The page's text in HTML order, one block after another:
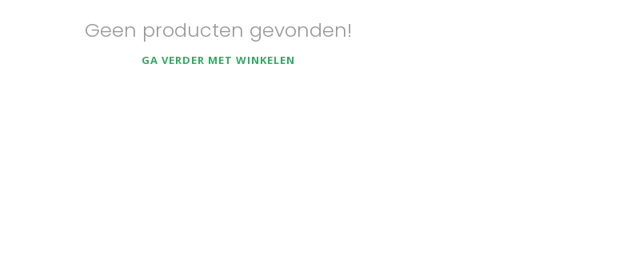
Geen producten gevonden!
GA VERDER MET WINKELEN